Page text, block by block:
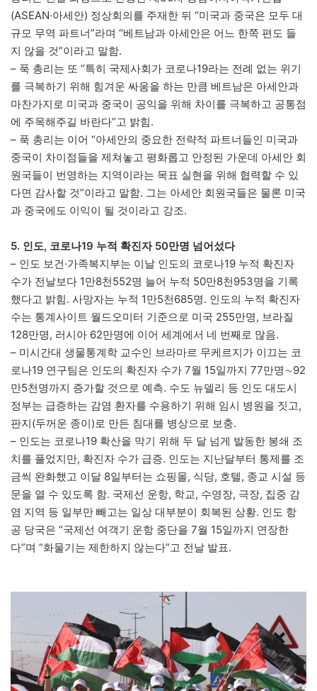
(ASEAN·아세안) 정상회의를 주재한 뒤 “미국과 중국은 모두 대
규모 무역 파트너”라며 “베트남과 아세안은 어느 한쪽 편도 들
지 않을 것”이라고 말함.
– 푹 총리는 또 “특히 국제사회가 코로나19라는 전례 없는 위기
를 극복하기 위해 힘겨운 싸움을 하는 만큼 베트남은 아세안과
마찬가지로 미국과 중국이 공익을 위해 차이를 극복하고 공통점
에 주목해주길 바란다”고 밝힘.
– 푹 총리는 이어 “아세안의 중요한 전략적 파트너들인 미국과
중국이 차이점들을 제쳐놓고 평화롭고 안정된 가운데 아세안 회
원국들이 번영하는 지역이라는 목표 실현을 위해 협력할 수 있
다면 감사할 것”이라고 말함. 그는 아세안 회원국들은 물론 미국
과 중국에도 이익이 될 것이라고 강조.
5. 인도, 코로나19 누적 확진자 50만명 넘어섰다
– 인도 보건·가족복지부는 이날 인도의 코로나19 누적 확진자
수가 전날보다 1만8천552명 늘어 누적 50만8천953명을 기록
했다고 밝힘. 사망자는 누적 1만5천685명. 인도의 누적 확진자
수는 통계사이트 월드오미터 기준으로 미국 255만명, 브라질
128만명, 러시아 62만명에 이어 세계에서 네 번째로 많음.
– 미시간대 생물통계학 교수인 브라마르 무케르지가 이끄는 코
로나19 연구팀은 인도의 확진자 수가 7월 15일까지 77만명∼92
만5천명까지 증가할 것으로 예측. 수도 뉴델리 등 인도 대도시
정부는 급증하는 감염 환자를 수용하기 위해 임시 병원을 짓고,
판지(두꺼운 종이)로 만든 침대를 병상으로 보충.
– 인도는 코로나19 확산을 막기 위해 두 달 넘게 발동한 봉쇄 조
치를 풀었지만, 확진자 수가 급증. 인도는 지난달부터 통제를 조
금씩 완화했고 이달 8일부터는 쇼핑몰, 식당, 호텔, 종교 시설 등
문을 열 수 있도록 함. 국제선 운항, 학교, 수영장, 극장, 집중 감
염 지역 등 일부만 빼고는 일상 대부분이 회복된 상황. 인도 항
공 당국은 “국제선 여객기 운항 중단을 7월 15일까지 연장한
다”며 “화물기는 제한하지 않는다”고 전날 발표.